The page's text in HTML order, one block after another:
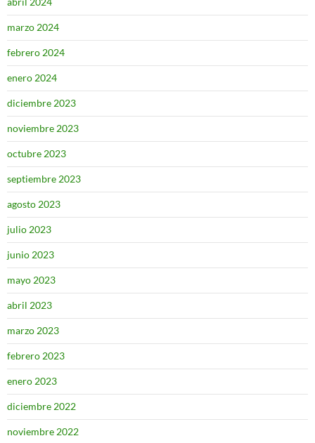
marzo 2024
febrero 2024
enero 2024
diciembre 2023
noviembre 2023
octubre 2023
septiembre 2023
agosto 2023
julio 2023
junio 2023
mayo 2023
abril 2023
marzo 2023
febrero 2023
enero 2023
diciembre 2022
noviembre 2022